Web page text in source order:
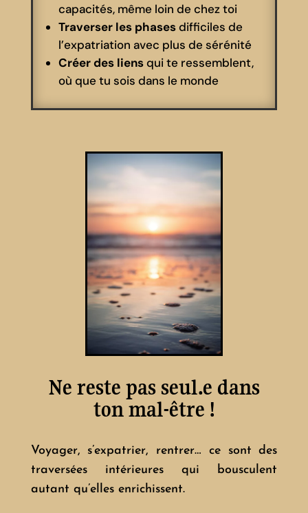
capacités, même loin de chez toi
Traverser les phasesdifficiles de
l’expatriation avec plus de sérénité
Créer des liensqui te ressemblent,
où que tu sois dans le monde
Ne reste pas seul.e dans
ton mal-être !
Voyager, s’expatrier, rentrer… ce sont des
traversées intérieures qui bousculent
autant qu’elles enrichissent.